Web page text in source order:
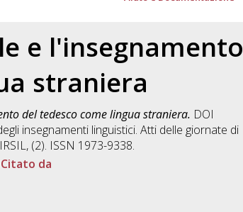
e l'insegnamento
straniera
del tedesco come lingua straniera. DOI
insegnamenti linguistici. Atti delle giornate di
(2). ISSN 1973-9338.
Citato da